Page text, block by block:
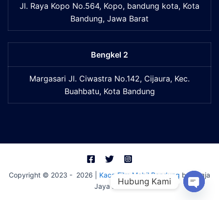
Jl. Raya Kopo No.564, Kopo, bandung kota, Kota
Bandung, Jawa Barat
Bengkel 2
Margasari Jl. Ciwastra No.142, Cijaura, Kec.
Buahbatu, Kota Bandung
Copyright © 2023 - 2026 | Kaca Film Mobil Bandung by Begja
Jaya Film
Hubung Kami